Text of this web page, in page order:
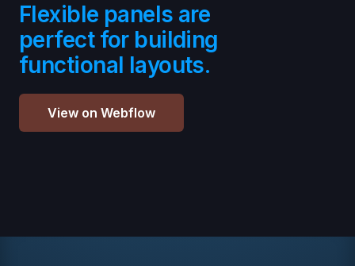
Flexible panels are
perfect for building
functional layouts.
View on Webflow